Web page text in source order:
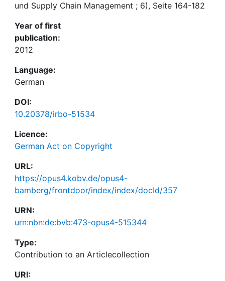
und Supply Chain Management ; 6), Seite 164-182
Year of first
publication:
2012
Language:
German
DOI:
10.20378/irbo-51534
Licence:
German Act on Copyright
URL:
https://opus4.kobv.de/opus4-
bamberg/frontdoor/index/index/docId/357
URN:
urn:nbn:de:bvb:473-opus4-515344
Type:
Contribution to an Articlecollection
URI: